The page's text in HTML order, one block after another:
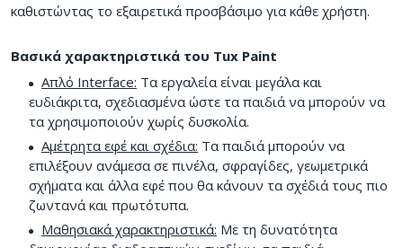
καθιστώντας το εξαιρετικά προσβάσιμο για κάθε χρήστη.
Βασικά χαρακτηριστικά του Tux Paint
Απλό Interface: Τα εργαλεία είναι μεγάλα και
ευδιάκριτα, σχεδιασμένα ώστε τα παιδιά να μπορούν να
τα χρησιμοποιούν χωρίς δυσκολία.
Αμέτρητα εφέ και σχέδια: Τα παιδιά μπορούν να
επιλέξουν ανάμεσα σε πινέλα, σφραγίδες, γεωμετρικά
σχήματα και άλλα εφέ που θα κάνουν τα σχέδιά τους πιο
ζωντανά και πρωτότυπα.
Μαθησιακά χαρακτηριστικά: Με τη δυνατότητα